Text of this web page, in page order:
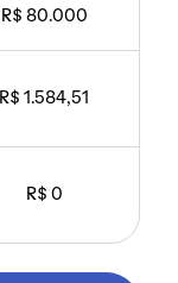
R$ 80.000
R$ 1.584,51
R$ 0